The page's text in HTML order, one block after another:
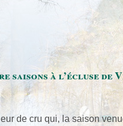
saisons à l’écluse de
de cru qui, la saison